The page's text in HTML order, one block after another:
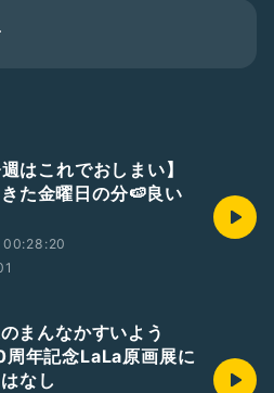
緒さん代役として)に出演します
status/167331626212
ております！
はこれでおしまい】
た金曜日の分🍉良い
まんなかすいよう
年記念LaLa原画展に
なし